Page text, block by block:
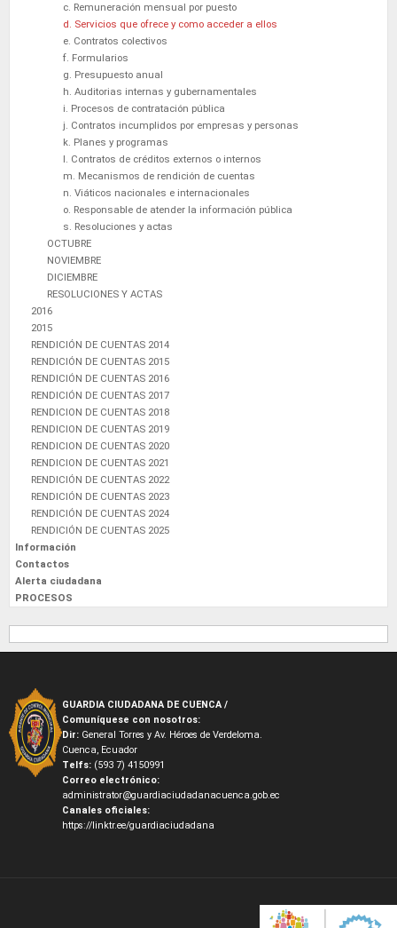
c. Remuneración mensual por puesto
d. Servicios que ofrece y como acceder a ellos
e. Contratos colectivos
f. Formularios
g. Presupuesto anual
h. Auditorias internas y gubernamentales
i. Procesos de contratación pública
j. Contratos incumplidos por empresas y personas
k. Planes y programas
l. Contratos de créditos externos o internos
m. Mecanismos de rendición de cuentas
n. Viáticos nacionales e internacionales
o. Responsable de atender la información pública
s. Resoluciones y actas
OCTUBRE
NOVIEMBRE
DICIEMBRE
RESOLUCIONES Y ACTAS
2016
2015
RENDICIÓN DE CUENTAS 2014
RENDICIÓN DE CUENTAS 2015
RENDICIÓN DE CUENTAS 2016
RENDICIÓN DE CUENTAS 2017
RENDICION DE CUENTAS 2018
RENDICION DE CUENTAS 2019
RENDICION DE CUENTAS 2020
RENDICION DE CUENTAS 2021
RENDICIÓN DE CUENTAS 2022
RENDICIÓN DE CUENTAS 2023
RENDICIÓN DE CUENTAS 2024
RENDICIÓN DE CUENTAS 2025
Información
Contactos
Alerta ciudadana
PROCESOS
GUARDIA CIUDADANA DE CUENCA /
Comuníquese con nosotros:
Dir: General Torres y Av. Héroes de Verdeloma.
Cuenca, Ecuador
Telfs: (593 7) 4150991
Correo electrónico:
administrator@guardiaciudadanacuenca.gob.ec
Canales oficiales:
https://linktr.ee/guardiaciudadana